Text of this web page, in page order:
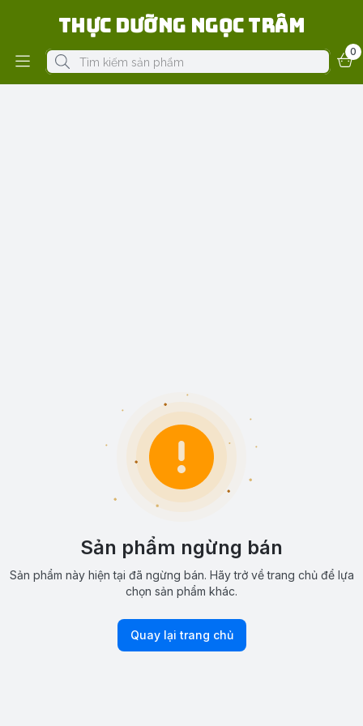
Thực Dưỡng Ngọc Trâm
0
Sản phẩm ngừng bán
Sản phẩm này hiện tại đã ngừng bán. Hãy trở về trang chủ để lựa
chọn sản phẩm khác.
Quay lại trang chủ